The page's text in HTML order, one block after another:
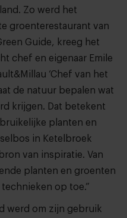
Zo werd het
groenterestaurant van
Guide, kreeg het
chef en eigenaar Emile
‘Chef van het
de natuur bepalen wat
krijgen. Dat betekent
planten en
in Ketelbroek
van inspiratie. Van
planten en groenten
op toe.”
werd om zijn gebruik